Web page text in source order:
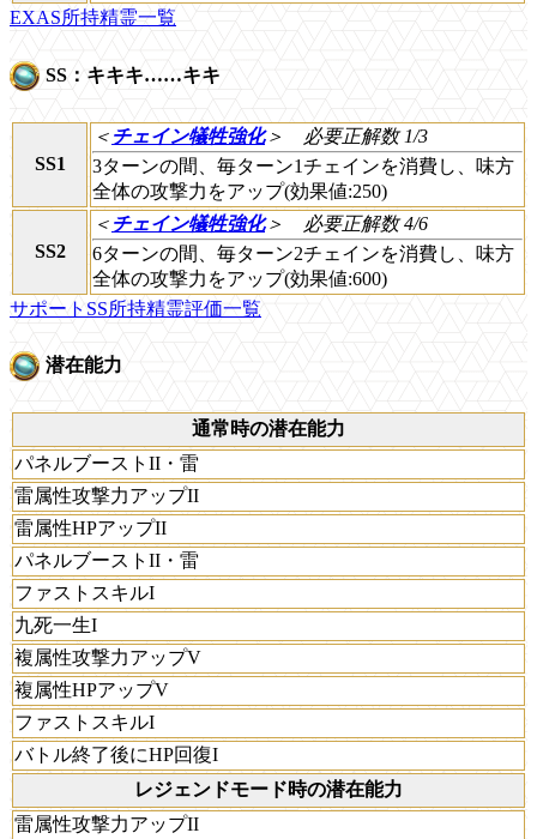
EXAS所持精霊一覧
SS：キキキ……キキ
SS1
＜ チェイン犠牲強化＞
必要正解数 1/3
3ターンの間、毎ターン1チェインを消費し、味方
全体の攻撃力をアップ(効果値:250)
SS2
＜ チェイン犠牲強化＞
必要正解数 4/6
6ターンの間、毎ターン2チェインを消費し、味方
全体の攻撃力をアップ(効果値:600)
サポートSS所持精霊評価一覧
潜在能力
通常時の潜在能力
パネルブーストII・雷
雷属性攻撃力アップII
雷属性HPアップII
パネルブーストII・雷
ファストスキルI
九死一生I
複属性攻撃力アップV
複属性HPアップV
ファストスキルI
バトル終了後にHP回復I
レジェンドモード時の潜在能力
雷属性攻撃力アップII